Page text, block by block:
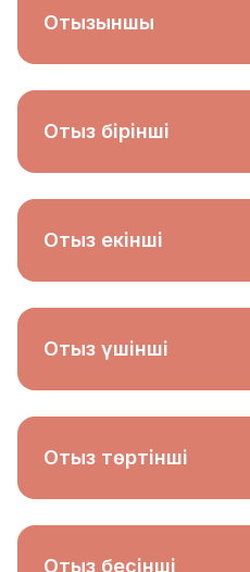
Отызыншы
Отыз бірінші
Отыз екінші
Отыз үшінші
Отыз төртінші
Отыз бесінші